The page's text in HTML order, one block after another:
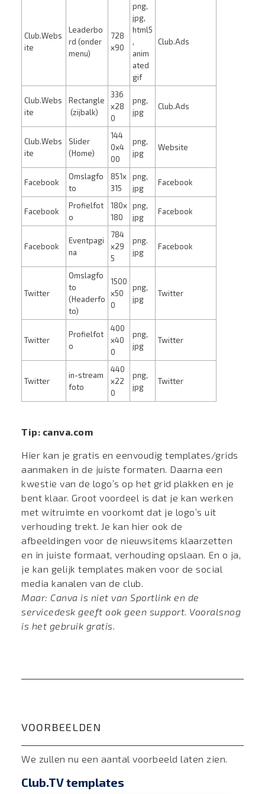
Club.Webs
ite
Leaderbo
rd (onder
menu)
728
x90
png,
jpg,
html5
,
anim
ated
gif
Club.Ads
Club.Webs
ite
Rectangle
(zijbalk)
336
x28
0
png,
jpg
Club.Ads
Club.Webs
ite
Slider
(Home)
144
0x4
00
png,
jpg
Website
Facebook
Omslagfo
to
851x
315
png,
jpg
Facebook
Facebook
Profielfot
o
180x
180
png,
jpg
Facebook
Facebook
Eventpagi
na
784
x29
5
png.
jpg
Facebook
Twitter
Omslagfo
to
(Headerfo
to)
1500
x50
0
png,
jpg
Twitter
Twitter
Profielfot
o
400
x40
0
png,
jpg
Twitter
Twitter
in-stream
foto
440
x22
0
png,
jpg
Twitter
Tip: canva.com
Hier kan je gratis en eenvoudig templates/grids
aanmaken in de juiste formaten. Daarna een
kwestie van de logo’s op het grid plakken en je
bent klaar. Groot voordeel is dat je kan werken
met witruimte en voorkomt dat je logo’s uit
verhouding trekt. Je kan hier ook de
afbeeldingen voor de nieuwsitems klaarzetten
en in juiste formaat, verhouding opslaan. En o ja,
je kan gelijk templates maken voor de social
media kanalen van de club.
Maar: Canva is niet van Sportlink en de
servicedesk geeft ook geen support. Vooralsnog
is het gebruik gratis.
VOORBEELDEN
We zullen nu een aantal voorbeeld laten zien.
Club.TV templates